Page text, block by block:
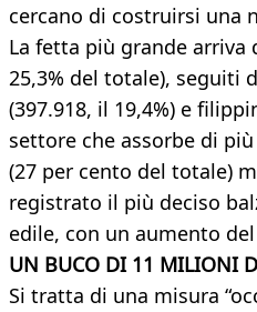
cercano di costruirsi una
La fetta più grande arriva
25,3% del totale), seguiti
(397.918, il 19,4%) e
settore che assorbe di
(27 per cento del totale)
registrato il più deciso
edile, con un aumento del
UN BUCO DI 11 MILIONI
Si tratta di una misura